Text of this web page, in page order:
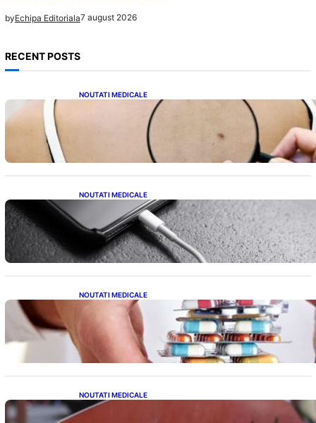
byEchipa Editoriala7 august 2026
RECENT POSTS
NOUTATI MEDICALE
10 Semne Ascunse ale Cancerului de Piele:
Ce Trebuie să Știm pentru a Ne Proteja
NOUTATI MEDICALE
Încărcarea Telefonului Pe Timp de Noapte:
Mituri, Realități și Impact Asupra Bateriei
NOUTATI MEDICALE
Criza Medicamentelor pentru Tulburări
Digestive: Ce Înseamnă Suspendarea Colebil
și Panzcebil pentru Pacienți
NOUTATI MEDICALE
Reforma Educațională din Liceu: O